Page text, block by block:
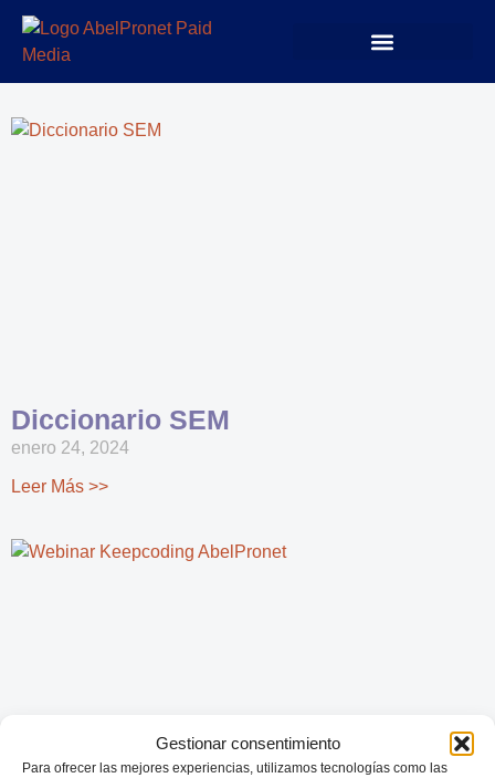
Gestionar consentimiento
Para ofrecer las mejores experiencias, utilizamos tecnologías como las
Diccionario SEM
enero 24, 2024
Leer Más >>